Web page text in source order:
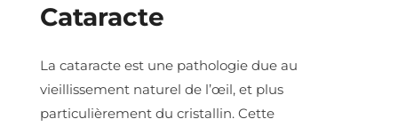
Cataracte
La cataracte est une pathologie due au
vieillissement naturel de l’œil, et plus
particulièrement du cristallin. Cette